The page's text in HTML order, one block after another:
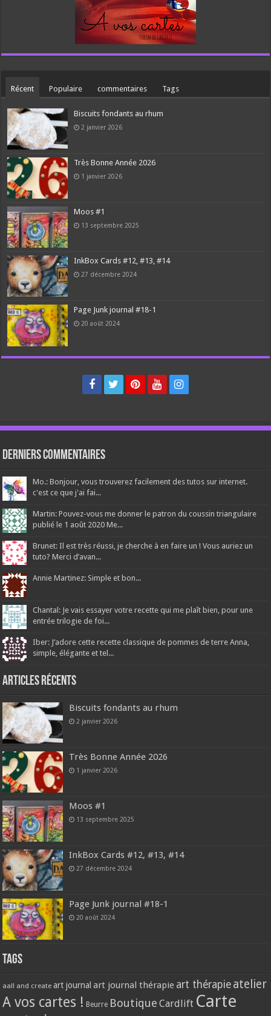
Récent Populaire commentaires Tags
Biscuits fondants au rhum
2 janvier 2026
Très Bonne Année 2026
1 janvier 2026
Moos #1
13 septembre 2025
InkBox Cards #12, #13, #14
27 décembre 2024
Page Junk journal #18-1
20 août 2024
Derniers Commentaires
Mo.: Bonjour, vous trouverez facilement des tutos sur internet.
c'est ce que j'ai fai...
Martin: Pouvez-vous me donner le patron du coussin triangulaire
publié le 1 août 2020 Me...
Brunet: Il est très réussi, je cherche à en faire un ! Vous auriez un
tuto? Merci d’avan...
Annie Martinez: Simple et bon...
Chantal: Je vais essayer votre recette qui me plaît bien, pour une
entrée trilogie de foi...
Iber: J’adore cette recette classique de pommes de terre Anna,
simple, élégante et tel...
Articles récents
Biscuits fondants au rhum
2 janvier 2026
Très Bonne Année 2026
1 janvier 2026
Moos #1
13 septembre 2025
InkBox Cards #12, #13, #14
27 décembre 2024
Page Junk journal #18-1
20 août 2024
Tags
aall and create art journal art journal thérapie art thérapie atelier
A vos cartes ! Beurre Boutique Cardlift Carte